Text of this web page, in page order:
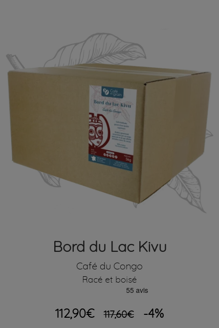
Bord du Lac Kivu
Café du Congo
Racé et boisé
112,90€ 117,60€ -4%